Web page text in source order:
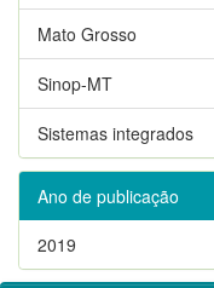
Mato Grosso
Sinop-MT
Sistemas integrados
Ano de publicação
2019